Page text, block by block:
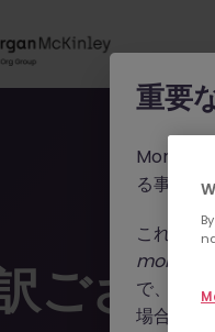
ござい
重要
Morgan
る事例が
これらの
で、
場合によ